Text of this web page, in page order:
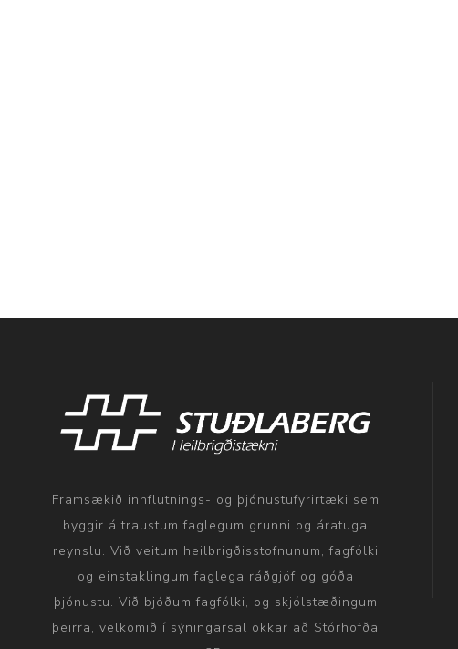
Framsækið innflutnings- og þjónustufyrirtæki sem
byggir á traustum faglegum grunni og áratuga
reynslu. Við veitum heilbrigðisstofnunum, fagfólki
og einstaklingum faglega ráðgjöf og góða
þjónustu. Við bjóðum fagfólki, og skjólstæðingum
þeirra, velkomið í sýningarsal okkar að Stórhöfða